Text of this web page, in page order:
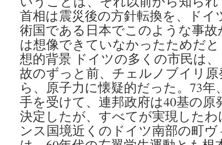
首相は震災後の方針転換を、ドイ
術国である日本でこのような事
は想像できていなかったためだ
想的背景 ドイツの多くの市民は
故のずっと前、チェルノブイリ
ら、原子力に懐疑的だった。73
手を受けて、連邦政府は40基の
決定したが、すべてが実現した
ンス国境近くのドイツ南部の町